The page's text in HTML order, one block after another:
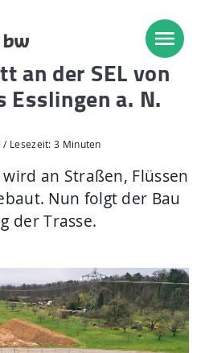
Heidelberg
a. N.
an der SEL von
Esslingen a. N.
/ Lesezeit: 3 Minuten
an Straßen, Flüssen
Nun folgt der Bau
der Trasse.